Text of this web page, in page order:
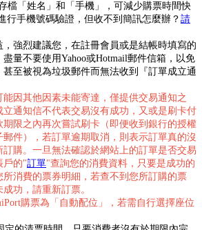
檔「姓名」和「手機」，可減少購票時間快
行手機號碼驗證，但收不到簡訊怎麼辦？ 請
強烈建議您，在註冊會員或是結帳時填寫的
量不要使用Yahoo或Hotmail郵件信箱，以免
甚至被視為垃圾郵件而無法收到『訂單成立通
因其他因素未能寄達，僅提供交易通知之
立通知信不代表交易沒有成功，又或是刷卡付
期限之內再次嘗試刷卡（即便收到銀行的授權
郵件），若訂單逾期取消，則表示訂單真的沒
購。一旦無法確認於網站上的訂單是否交易
戶的"訂單"查詢您的消費資料，只要是成功的
所消費的票券明細，若查不到您所訂購的票
功，請重新訂票。
購票為「自動配位」，若需自行選擇座位